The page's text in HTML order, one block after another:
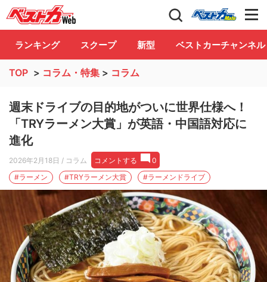
自動車情報誌「ベストカー」 Club
ランキング スクープ 新型 ベストカーチャンネル
TOP > コラム・特集 > コラム
週末ドライブの目的地がついに世界仕様へ！
「TRYラーメン大賞」が英語・中国語対応に
進化
2026年2月18日 / コラム コメントする
0
#ラーメン
#TRYラーメン大賞 #ラーメンドライブ